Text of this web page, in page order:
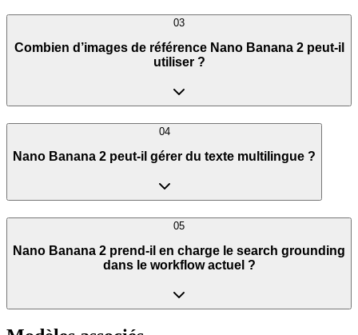
03
Combien d’images de référence Nano Banana 2 peut-il
utiliser ?
04
Nano Banana 2 peut-il gérer du texte multilingue ?
05
Nano Banana 2 prend-il en charge le search grounding
dans le workflow actuel ?